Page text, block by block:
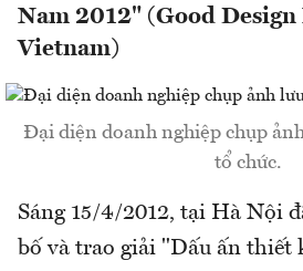
Nam 2012" (Good
Vietnam)
Đại diện doanh nghiệp chụp
tổ chức.
Sáng 15/4/2012, tại Hà Nội
bố và trao giải "Dấu ấn thiết